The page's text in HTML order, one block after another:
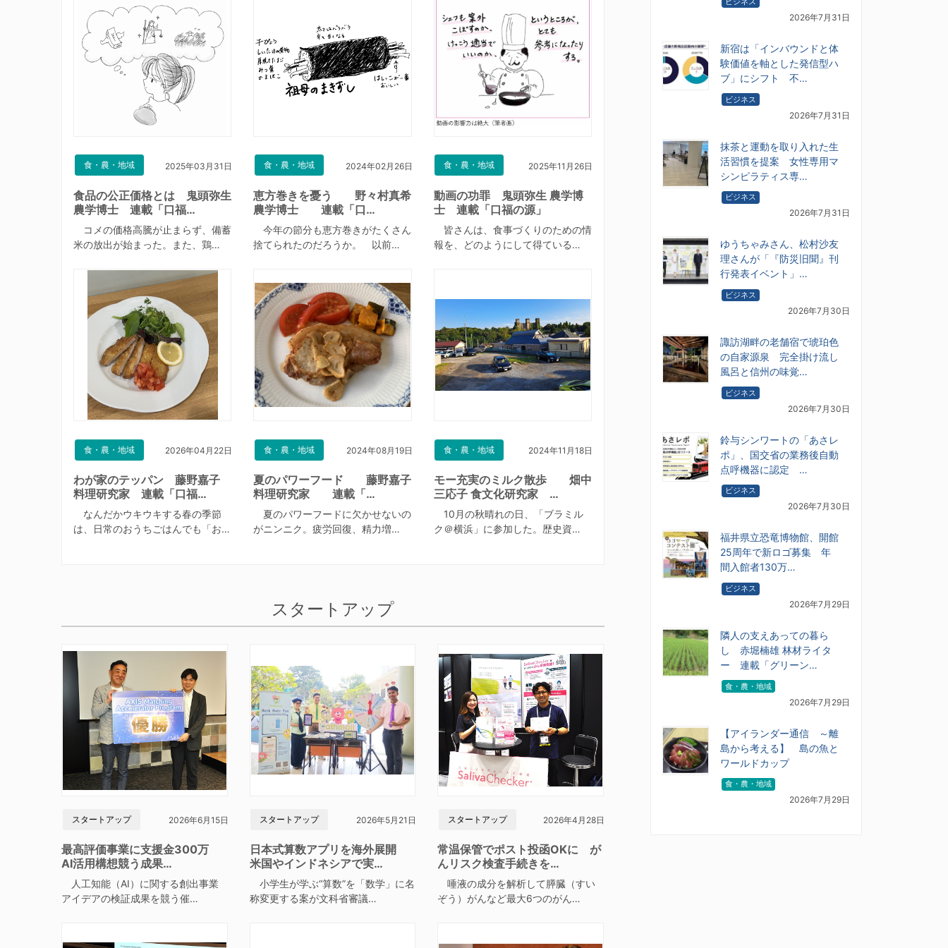
食・農・地域 2025年03月31日
食品の公正価格とは 鬼頭弥生
農学博士 連載「口福…
コメの価格高騰が止まらず、備蓄
米の放出が始まった。また、鶏…
食・農・地域 2024年02月26日
恵方巻きを憂う 野々村真希
農学博士 連載「口…
今年の節分も恵方巻きがたくさん
捨てられたのだろうか。 以前…
食・農・地域 2025年11月26日
動画の功罪 鬼頭弥生 農学博
士 連載「口福の源」
皆さんは、食事づくりのための情
報を、どのようにして得ている…
食・農・地域 2026年04月22日
わが家のテッパン 藤野嘉子
料理研究家 連載「口福…
なんだかウキウキする春の季節
は、日常のおうちごはんでも「お…
食・農・地域 2024年08月19日
夏のパワーフード 藤野嘉子
料理研究家 連載「…
夏のパワーフードに欠かせないの
がニンニク。疲労回復、精力増…
食・農・地域 2024年11月18日
モー充実のミルク散歩 畑中
三応子 食文化研究家 …
10月の秋晴れの日、「ブラミル
ク＠横浜」に参加した。歴史資…
スタートアップ
スタートアップ 2026年6月15日
最高評価事業に支援金300万
AI活用構想競う成果…
人工知能（AI）に関する創出事業
アイデアの検証成果を競う催…
スタートアップ 2026年5月21日
日本式算数アプリを海外展開
米国やインドネシアで実…
小学生が学ぶ“算数”を「数学」に名
称変更する案が文科省審議…
スタートアップ 2026年4月28日
常温保管でポスト投函OKに が
んリスク検査手続きを…
唾液の成分を解析して膵臓（すい
ぞう）がんなど最大6つのがん…
2026年7月31日
新宿は「インバウンドと体
験価値を軸とした発信型ハ
ブ」にシフト 不…
ビジネス
2026年7月31日
抹茶と運動を取り入れた生
活習慣を提案 女性専用マ
シンピラティス専…
ビジネス
2026年7月31日
ゆうちゃみさん、松村沙友
理さんが「『防災旧聞』刊
行発表イベント」…
ビジネス
2026年7月30日
諏訪湖畔の老舗宿で琥珀色
の自家源泉 完全掛け流し
風呂と信州の味覚…
ビジネス
2026年7月30日
鈴与シンワートの「あさレ
ポ」、国交省の業務後自動
点呼機器に認定 …
ビジネス
2026年7月30日
福井県立恐竜博物館、開館
25周年で新ロゴ募集 年
間入館者130万…
ビジネス
2026年7月29日
隣人の支えあっての暮ら
し 赤堀楠雄 林材ライタ
ー 連載「グリーン…
食・農・地域
2026年7月29日
【アイランダー通信 ～離
島から考える】 島の魚と
ワールドカップ
食・農・地域
2026年7月29日